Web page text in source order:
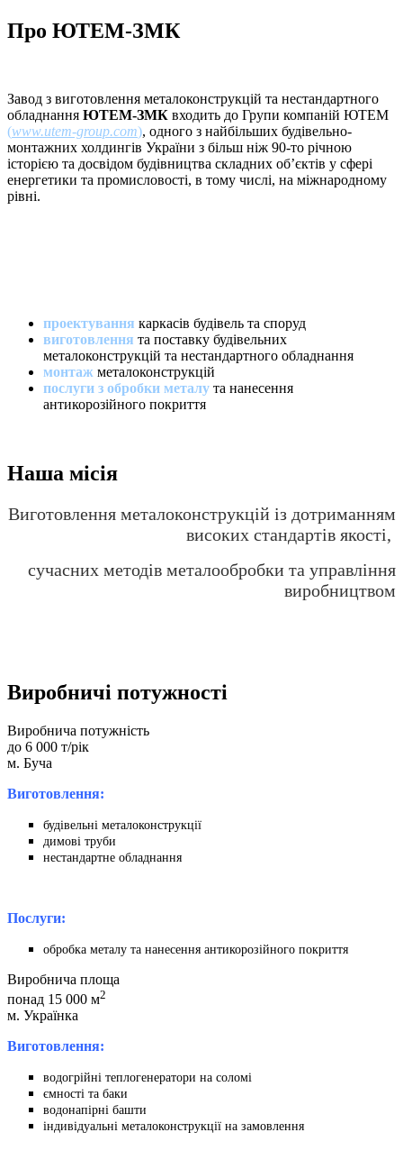
Про ЮТЕМ-ЗМК
Завод з виготовлення металоконструкцій та нестандартного
обладнання ЮТЕМ-ЗМК входить до Групи компаній ЮТЕМ
(www.utem-group.com), одного з найбільших будівельно-
монтажних холдингів України з більш ніж 90-то річною
історією та досвідом будівництва складних об’єктів у сфері
енергетики та промисловості, в тому числі, на міжнародному
рівні.
проектування каркасів будівель та споруд
виготовлення та поставку будівельних
металоконструкцій та нестандартного обладнання
монтаж металоконструкцій
послуги з обробки металу та нанесення
антикорозійного покриття
Наша місія
Виготовлення металоконструкцій із дотриманням
високих стандартів якості,
сучасних методів металообробки та управління
виробництвом
Виробничі потужності
Виробнича потужність
до 6 000 т/рік
м. Буча
Виготовлення:
будівельні металоконструкції
димові труби
нестандартне обладнання
Послуги:
обробка металу та нанесення антикорозійного покриття
Виробнича площа
понад 15 000 м2
м. Українка
Виготовлення:
водогрійні теплогенератори на соломі
ємності та баки
водонапірні башти
індивідуальні металоконструкції на замовлення